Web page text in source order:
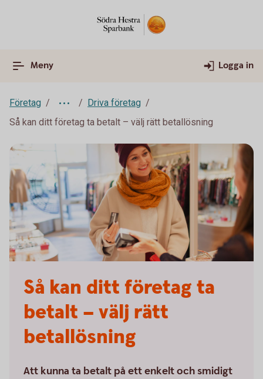
Meny Logga in
Företag
Driva företag
Så kan ditt företag ta betalt – välj rätt betallösning
Så kan ditt företag ta
betalt – välj rätt
betallösning
Att kunna ta betalt på ett enkelt och smidigt